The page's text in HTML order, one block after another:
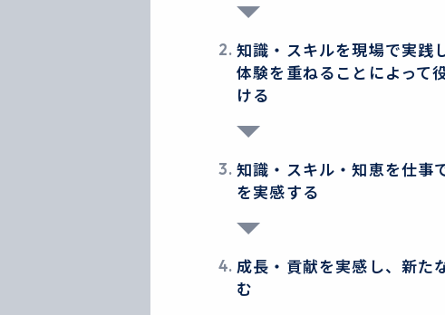
2. 知識・スキルを現場で実践
体験を重ねることによって
ける
3. 知識・スキル・知恵を仕事
を実感する
4. 成⻑・貢献を実感し、新た
む